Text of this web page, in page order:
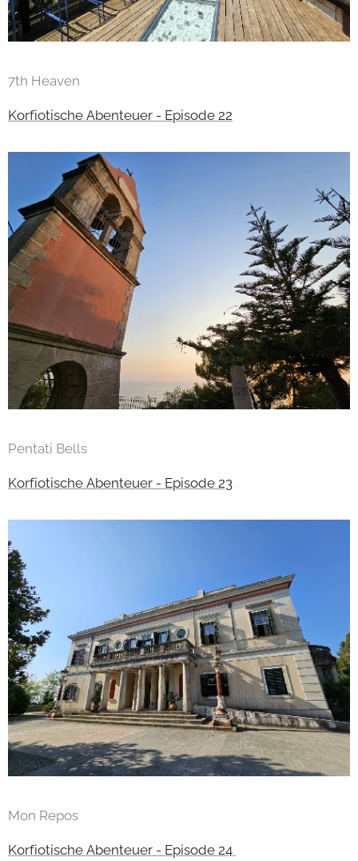
7th Heaven
Korfiotische Abenteuer - Episode 22
Pentati Bells
Korfiotische Abenteuer - Episode 23
Mon Repos
Korfiotische Abenteuer - Episode 24